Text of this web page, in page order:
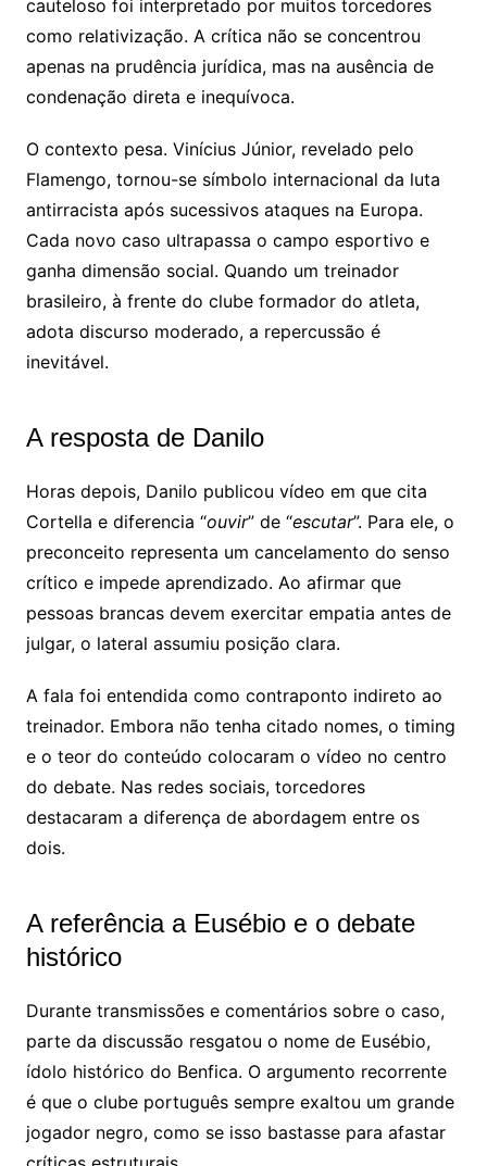
cauteloso foi interpretado por muitos torcedores
como relativização. A crítica não se concentrou
apenas na prudência jurídica, mas na ausência de
condenação direta e inequívoca.
O contexto pesa. Vinícius Júnior, revelado pelo
Flamengo, tornou-se símbolo internacional da luta
antirracista após sucessivos ataques na Europa.
Cada novo caso ultrapassa o campo esportivo e
ganha dimensão social. Quando um treinador
brasileiro, à frente do clube formador do atleta,
adota discurso moderado, a repercussão é
inevitável.
A resposta de Danilo
Horas depois, Danilo publicou vídeo em que cita
Cortella e diferencia “ouvir” de “escutar”. Para ele, o
preconceito representa um cancelamento do senso
crítico e impede aprendizado. Ao afirmar que
pessoas brancas devem exercitar empatia antes de
julgar, o lateral assumiu posição clara.
A fala foi entendida como contraponto indireto ao
treinador. Embora não tenha citado nomes, o timing
e o teor do conteúdo colocaram o vídeo no centro
do debate. Nas redes sociais, torcedores
destacaram a diferença de abordagem entre os
dois.
A referência a Eusébio e o debate
histórico
Durante transmissões e comentários sobre o caso,
parte da discussão resgatou o nome de Eusébio,
ídolo histórico do Benfica. O argumento recorrente
é que o clube português sempre exaltou um grande
jogador negro, como se isso bastasse para afastar